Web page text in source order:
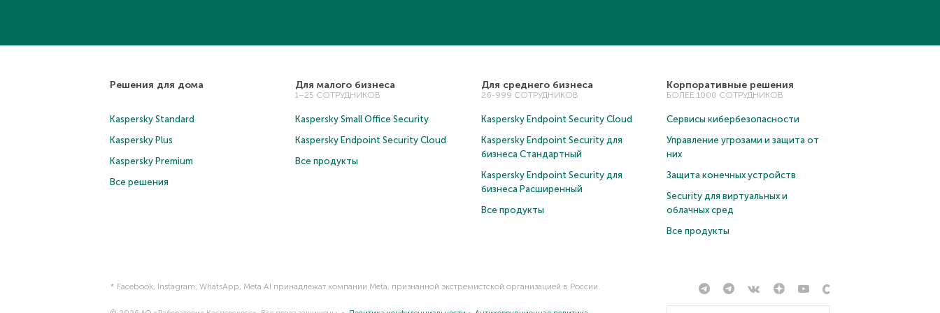
Решения для дома
Kaspersky Standard
Kaspersky Plus
Kaspersky Premium
Все решения
Для малого бизнеса
1–25 СОТРУДНИКОВ
Kaspersky Small Office Security
Kaspersky Endpoint Security Cloud
Все продукты
Для среднего бизнеса
26-999 СОТРУДНИКОВ
Kaspersky Endpoint Security Cloud
Kaspersky Endpoint Security для
бизнеса Cтандартный
Kaspersky Endpoint Security для
бизнеса Расширенный
Все продукты
Корпоративные решения
БОЛЕЕ 1000 СОТРУДНИКОВ
Сервисы кибербезопасности
Управление угрозами и защита от
них
Защита конечных устройств
Security для виртуальных и
облачных сред
Все продукты
* Facebook, Instagram, WhatsApp, Meta AI принадлежат компании Meta, признанной экстремистской организацией в России.